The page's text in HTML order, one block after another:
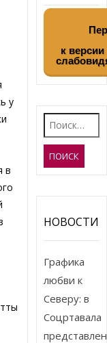
у
в
к
Найти:
НОВОСТИ
Графика
любви к
Северу: в
Соцртавала